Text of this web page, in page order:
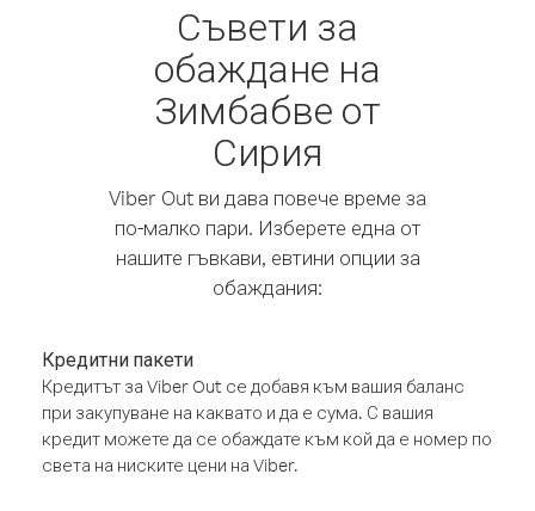
Съвети за
обаждане на
Зимбабве от
Сирия
Viber Out ви дава повече време за
по-малко пари. Изберете една от
нашите гъвкави, евтини опции за
обаждания:
Кредитни пакети
Кредитът за Viber Out се добавя към вашия баланс
при закупуване на каквато и да е сума. С вашия
кредит можете да се обаждате към кой да е номер по
света на ниските цени на Viber.